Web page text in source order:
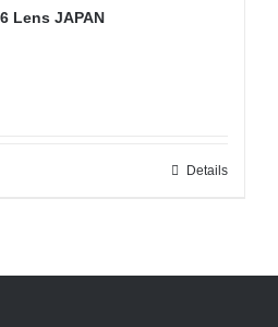
Lens JAPAN
Details